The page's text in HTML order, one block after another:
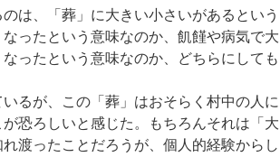
は、「葬」に大きい小さいがあるという
ったという意味なのか、飢饉や病気で大
ったという意味なのか、どちらにしても
るが、この「葬」はおそらく村中の人に
恐ろしいと感じた。もちろんそれは「大
渡ったことだろうが、個人的経験からし